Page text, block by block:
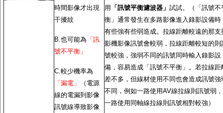
時間影像才出現
干擾紋
B.也可能為 「訊
號不平衡」
C.較少機率為
「漏電」
（電源
線的電漏到影像
訊號線導致影像
用 「訊號平衡濾波器」 試試。（「訊號不
衡」通常發生在多路影像進入錄影設備時
有些強有些弱造成。拉線距離較遠的那支
影機影像訊號會較弱，拉線距離較短的則
號較強，強弱不同的訊號同時輸入錄影設
備，容易造成「訊號不平衡」。若拉線距
差不多，但線材使用不同也會造成訊號強
不同，例如一路使用AV線拉線則訊號弱，
一路使用同軸線拉線則訊號相對較強）